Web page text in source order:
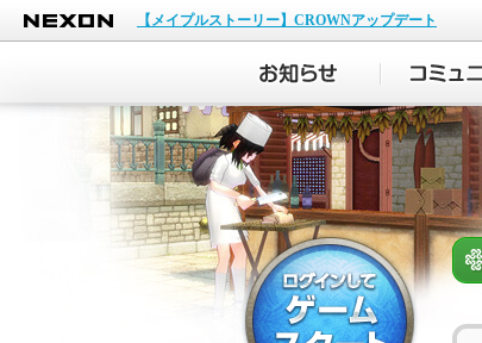
NEXON
【メイプルストーリー】CROWNアップデート